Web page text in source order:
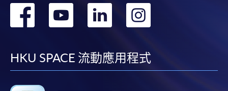
轉
facebook
轉
youtube
轉
linkedin
HKU SPACE 流動應用程式